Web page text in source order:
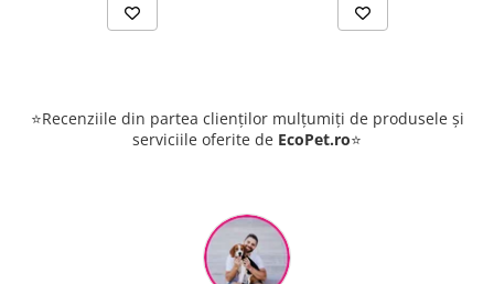
⭐Recenziile din partea clienților mulțumiți de produsele și
serviciile oferite de EcoPet.ro⭐